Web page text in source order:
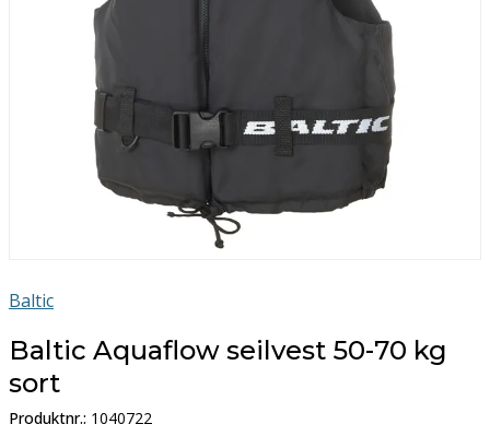
Baltic
Baltic Aquaflow seilvest 50-70 kg
sort
Produktnr.: 1040722